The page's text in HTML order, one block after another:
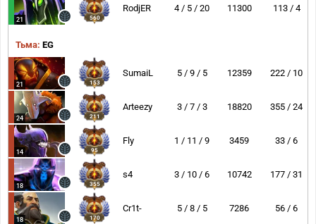
21 560
RodjER 4 / 5 / 20 11300 113 / 4
Тьма: EG
21 153
SumaiL 5 / 9 / 5 12359 222 / 10
24 211
Arteezy 3 / 7 / 3 18820 355 / 24
14 95
Fly 1 / 11 / 9 3459 33 / 6
18 355
s4 3 / 10 / 6 10742 177 / 31
18 170
Cr1t- 5 / 8 / 5 7286 56 / 6